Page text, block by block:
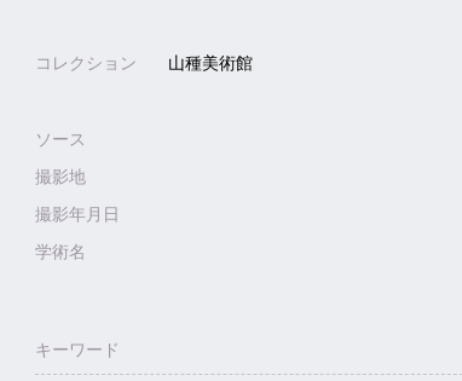
コレクション 山種美術館
ソース
撮影地
撮影年月日
学術名
キーワード